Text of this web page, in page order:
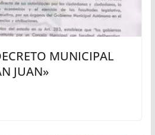
MUNICIPAL
JUAN»